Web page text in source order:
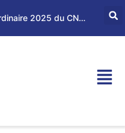
Assemblée Générale Ordinaire 2025 du CNPM